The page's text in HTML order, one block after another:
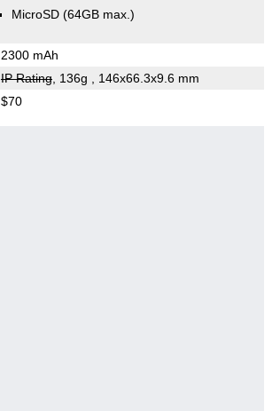
MicroSD (64GB max.)
2300 mAh
IP Rating, 136g , 146x66.3x9.6 mm
$70